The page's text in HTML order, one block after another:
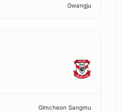
Gwangju
Gimcheon Sangmu